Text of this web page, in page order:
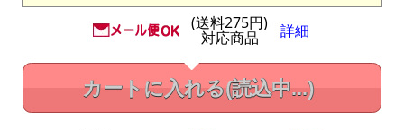
(送料275円)
対応商品 詳細
カートに入れる(読込中...)